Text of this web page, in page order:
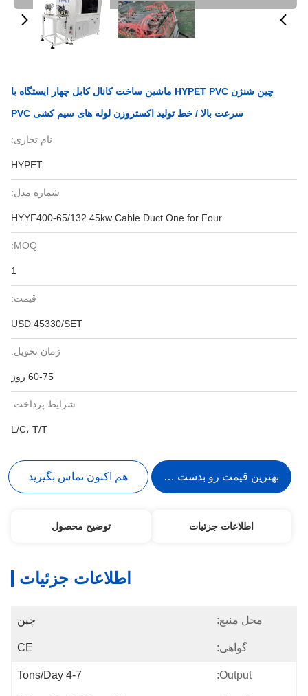
چین شنژن HYPET PVC ماشین ساخت کانال کابل چهار ایستگاه با
سرعت بالا / خط تولید اکستروزن لوله های سیم کشی PVC
نام تجاری:
HYPET
شماره مدل:
HYYF400-65/132 45kw Cable Duct One for Four
MOQ:
قیمت:
USD 45330/SET
زمان تحویل:
60-75 روز
شرایط پرداخت:
L/C، T/T
بهترین قیمت رو بدست بیار هم اکنون تماس بگیرید
اطلاعات جزئیات توضیح محصول
اطلاعات جزئیات
محل منبع: چین
گواهی: CE
Output:
4-7 Tons/day